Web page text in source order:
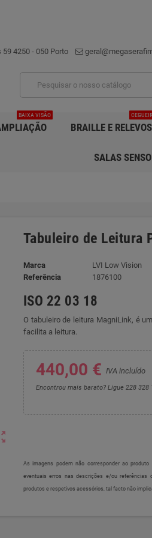
59 4250 - 050 Porto
BAIXA VISÃO
BRAILLE E RELEVOS
SALAS
Tabuleiro de Leitura
Marca
LVI Low Vision
Referência
1876100
ISO 22 03 18
O tabuleiro de leitura MagniLink, é
facilita a leitura.
440,00 € IVA incluído
Encontrou mais barato? Ligue 228 328
As imagens podem não corresponder ao produto
eventuais erros nas descrições e/ou referências
produtos e respetivos acessórios, tal facto não